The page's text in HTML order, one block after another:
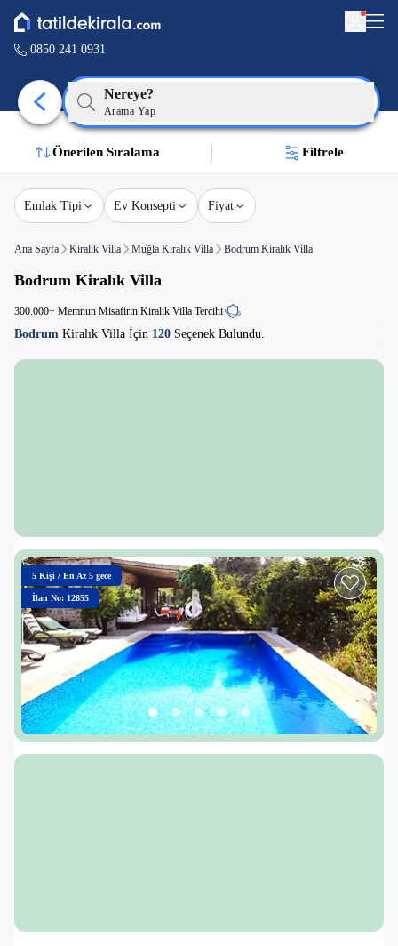
0850 241 0931
Nereye?
Arama Yap
Önerilen Sıralama Filtrele
Emlak Tipi Ev Konsepti Fiyat
Ana Sayfa Kiralık Villa Muğla Kiralık Villa Bodrum Kiralık Villa
Bodrum Kiralık Villa
300.000+ Memnun Misafirin Kiralık Villa Tercihi
Bodrum Kiralık Villa İçin 120 Seçenek Bulundu.
5 Kişi / En Az 5 gece
İlan No: 12855